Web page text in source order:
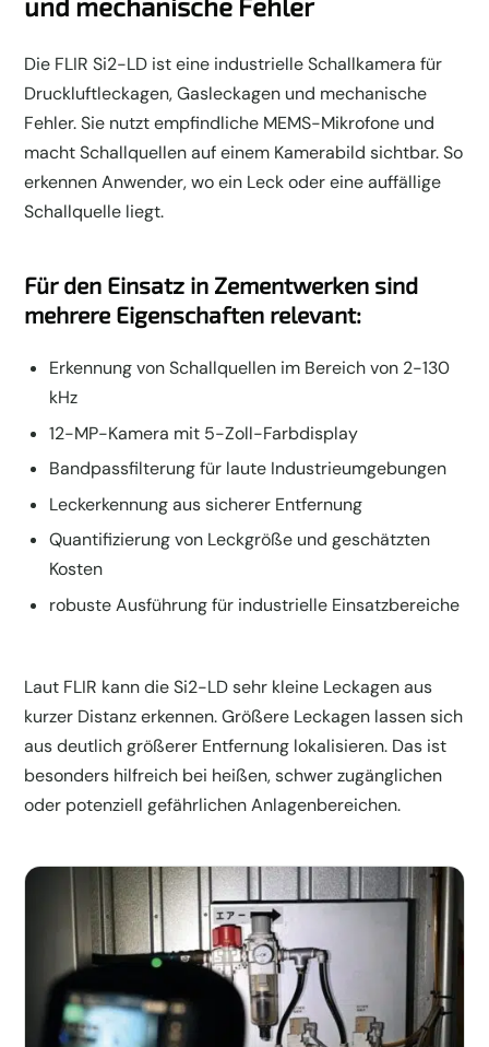
Die FLIR Si2-LD ist eine industrielle Schallkamera für
Druckluftleckagen, Gasleckagen und mechanische
Fehler. Sie nutzt empfindliche MEMS-Mikrofone und
macht Schallquellen auf einem Kamerabild sichtbar. So
erkennen Anwender, wo ein Leck oder eine auffällige
Schallquelle liegt.
Für den Einsatz in Zementwerken sind
mehrere Eigenschaften relevant:
Erkennung von Schallquellen im Bereich von 2-130
kHz
12-MP-Kamera mit 5-Zoll-Farbdisplay
Bandpassfilterung für laute Industrieumgebungen
Leckerkennung aus sicherer Entfernung
Quantifizierung von Leckgröße und geschätzten
Kosten
robuste Ausführung für industrielle Einsatzbereiche
Laut FLIR kann die Si2-LD sehr kleine Leckagen aus
kurzer Distanz erkennen. Größere Leckagen lassen sich
aus deutlich größerer Entfernung lokalisieren. Das ist
besonders hilfreich bei heißen, schwer zugänglichen
oder potenziell gefährlichen Anlagenbereichen.